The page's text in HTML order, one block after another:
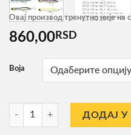
Овај производ тренутно није на
860,00RSD
Boja
Varalica Poper Savege Gear
ДОДАЈ У